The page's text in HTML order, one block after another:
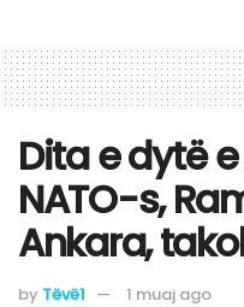
Dita e dytë
NATO-s,
Ankara,
by Tëvë1 1 muaj ago